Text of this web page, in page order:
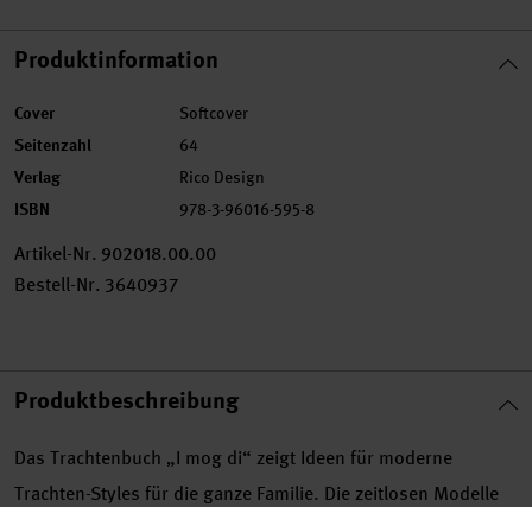
Produktinformation
Cover Softcover
Seitenzahl 64
Verlag Rico Design
ISBN 978-3-96016-595-8
Artikel-Nr. 902018.00.00
Bestell-Nr. 3640937
Produktbeschreibung
Das Trachtenbuch „I mog di“ zeigt Ideen für moderne
Trachten-Styles für die ganze Familie. Die zeitlosen Modelle